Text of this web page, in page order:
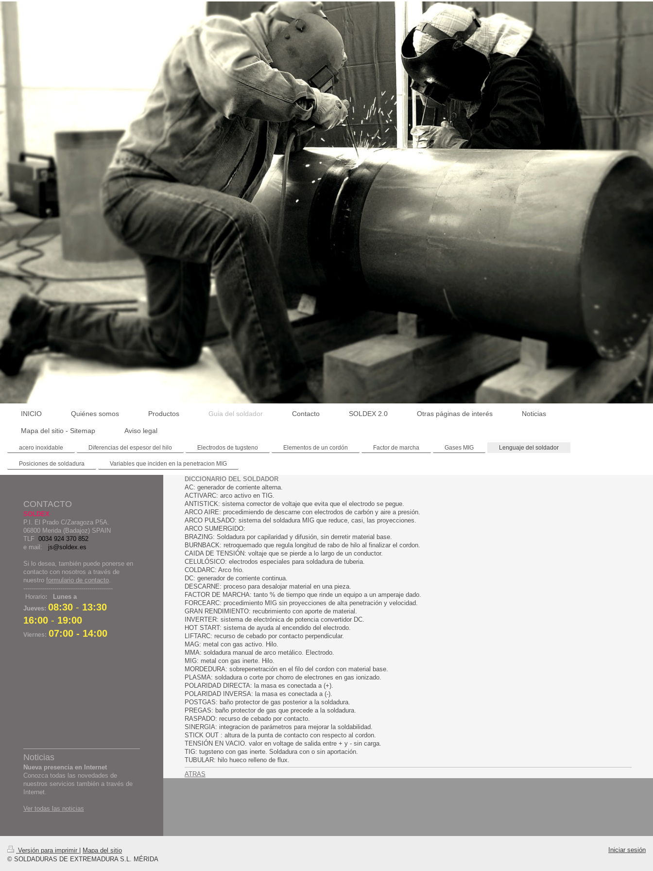
INICIO Quiénes somos Productos Guia del soldador Contacto SOLDEX 2.0 Otras páginas de interés Noticias
Mapa del sitio - Sitemap Aviso legal
acero inoxidable Diferencias del espesor del hilo Electrodos de tugsteno Elementos de un cordón Factor de marcha Gases MIG Lenguaje del soldador
Posiciones de soldadura Variables que inciden en la penetracion MIG
DICCIONARIO DEL SOLDADOR
AC: generador de corriente alterna.
ACTIVARC: arco activo en TIG.
ANTISTICK: sistema corrector de voltaje que evita que el electrodo se pegue.
ARCO AIRE: procedimiendo de descarne con electrodos de carbón y aire a presión.
ARCO PULSADO: sistema del soldadura MIG que reduce, casi, las proyecciones.
ARCO SUMERGIDO:
BRAZING: Soldadura por capilaridad y difusión, sin derretir material base.
BURNBACK: retroquemado que regula longitud de rabo de hilo al finalizar el cordon.
CAIDA DE TENSIÓN: voltaje que se pierde a lo largo de un conductor.
CELULÓSICO: electrodos especiales para soldadura de tuberia.
COLDARC: Arco frio.
DC: generador de corriente continua.
DESCARNE: proceso para desalojar material en una pieza.
FACTOR DE MARCHA: tanto % de tiempo que rinde un equipo a un amperaje dado.
FORCEARC: procedimiento MIG sin proyecciones de alta penetración y velocidad.
GRAN RENDIMIENTO: recubrimiento con aporte de material.
INVERTER: sistema de electrónica de potencia convertidor DC.
HOT START: sistema de ayuda al encendido del electrodo.
LIFTARC: recurso de cebado por contacto perpendicular.
MAG: metal con gas activo. Hilo.
MMA: soldadura manual de arco metálico. Electrodo.
MIG: metal con gas inerte. Hilo.
MORDEDURA: sobrepenetración en el filo del cordon con material base.
PLASMA: soldadura o corte por chorro de electrones en gas ionizado.
POLARIDAD DIRECTA: la masa es conectada a (+).
POLARIDAD INVERSA: la masa es conectada a (-).
POSTGAS: baño protector de gas posterior a la soldadura.
PREGAS: baño protector de gas que precede a la soldadura.
RASPADO: recurso de cebado por contacto.
SINERGIA: integracion de parámetros para mejorar la soldabilidad.
STICK OUT : altura de la punta de contacto con respecto al cordon.
TENSIÓN EN VACIO. valor en voltage de salida entre + y - sin carga.
TIG: tugsteno con gas inerte. Soldadura con o sin aportación.
TUBULAR: hilo hueco relleno de flux.
ATRAS
CONTACTO
SOLDEX
P.I. El Prado C/Zaragoza P5A.
06800 Merida (Badajoz) SPAIN
TLF 0034 924 370 852
e mail:
js@soldex.es
Si lo desea, también puede ponerse en
contacto con nosotros a través de
nuestro formulario de contacto
----------------------------------------------
Horario: Lunes a
Jueves: 08:30 - 13:30
16:00 - 19:00
Viernes: 07:00 - 14:00
Noticias
Nueva presencia en Internet
Conozca todas las novedades de
nuestros servicios también a través de
Internet.
Ver todas las noticias
Versión para imprimir | Mapa del sitio
© SOLDADURAS DE EXTREMADURA S.L. MÉRIDA
Iniciar sesión